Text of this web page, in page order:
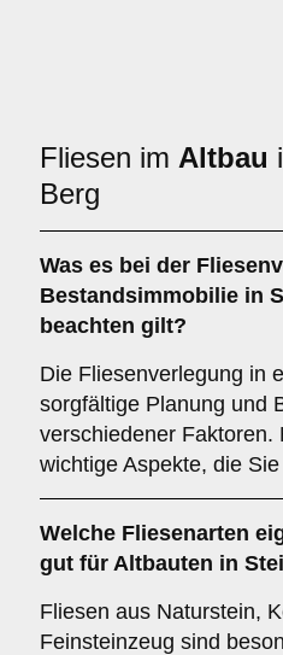
Fliesen im Altbau
Berg
Was es bei der
Bestandsimmobilie in
beachten gilt?
Die Fliesenverlegung in
sorgfältige Planung und
verschiedener Faktoren.
wichtige Aspekte, die
Welche Fliesenarten
gut für Altbauten in
Fliesen aus Naturstein,
Feinsteinzeug sind